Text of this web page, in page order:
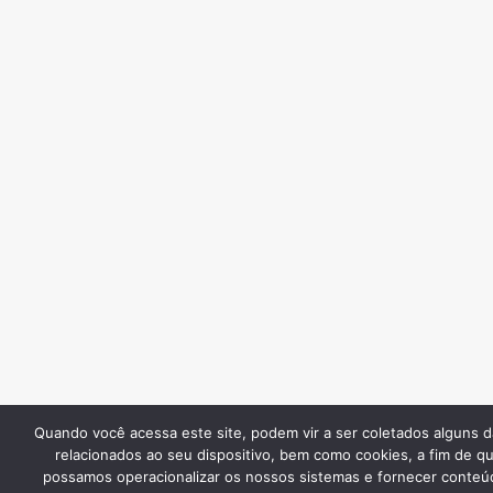
Quando você acessa este site, podem vir a ser coletados alguns
relacionados ao seu dispositivo, bem como cookies, a fim de
possamos operacionalizar os nossos sistemas e fornecer